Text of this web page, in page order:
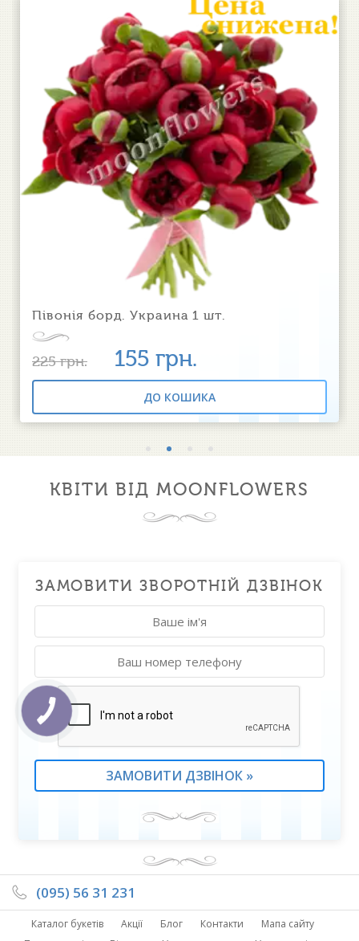
Півонія борд. Украина 1 шт.
225грн. 155 грн.
ДО КОШИКА
КВІТИ ВІД MOONFLOWERS
ЗАМОВИТИ ЗВОРОТНІЙ ДЗВІНОК
(095) 56 31 231
Каталог букетів Акції Блог Контакти
Мапа сайту